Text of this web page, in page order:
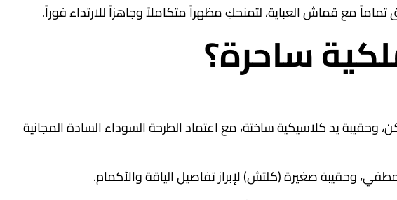
مع قماش العباية، لتمنحكِ مظهراً متكاملاً وجاهزاً للارتداء فوراً.
ساحرة؟
وحقيبة يد كلاسيكية ساختة، مع اعتماد الطرحة السوداء السادة المجانية
وحقيبة صغيرة (كلتش) لإبراز تفاصيل الياقة والأكمام.